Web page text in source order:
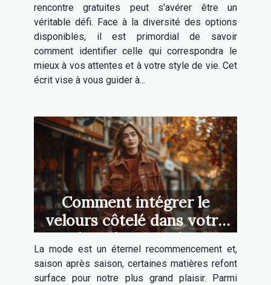
rencontre gratuites peut s'avérer être un
véritable défi. Face à la diversité des options
disponibles, il est primordial de savoir
comment identifier celle qui correspondra le
mieux à vos attentes et à votre style de vie. Cet
écrit vise à vous guider à...
Comment intégrer le
velours côtelé dans votre
garde-robe quotidienne
La mode est un éternel recommencement et,
saison après saison, certaines matières refont
surface pour notre plus grand plaisir. Parmi